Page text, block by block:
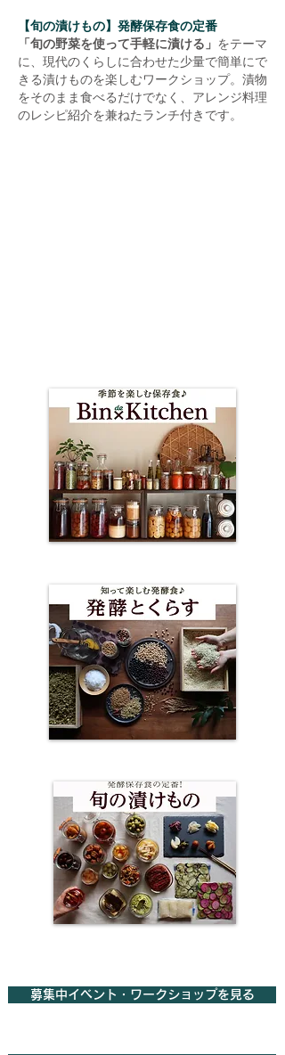
【旬の漬けもの】発酵保存食の定番
「旬の野菜を使って手軽に漬ける」 をテーマ
に、現代のくらしに合わせた少量で簡単にで
きる漬けものを楽しむワークショップ。漬物
をそのまま食べるだけでなく、アレンジ料理
のレシピ紹介を兼ねたランチ付きです。
募集中イベント・ワークショップを見る